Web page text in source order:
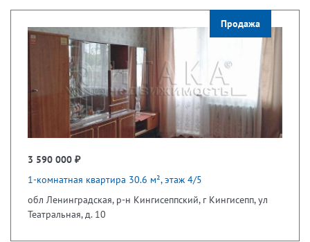
Продажа
3 590 000 ₽
1-комнатная квартира 30.6 м², этаж 4/5
обл Ленинградская, р-н Кингисеппский, г Кингисепп, ул
Театральная, д. 10